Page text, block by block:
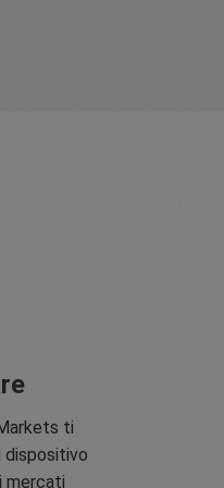
ti
dispositivo
mercati